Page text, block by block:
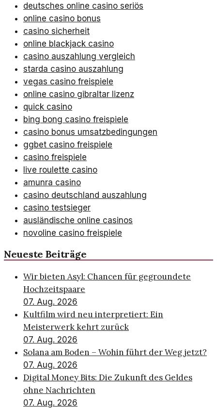
deutsches online casino seriös
online casino bonus
casino sicherheit
online blackjack casino
casino auszahlung vergleich
starda casino auszahlung
vegas casino freispiele
online casino gibraltar lizenz
quick casino
bing bong casino freispiele
casino bonus umsatzbedingungen
ggbet casino freispiele
casino freispiele
live roulette casino
amunra casino
casino deutschland auszahlung
casino testsieger
ausländische online casinos
novoline casino freispiele
Neueste Beiträge
Wir bieten Asyl: Chancen für gegroundete
Hochzeitspaare
07. Aug. 2026
Kultfilm wird neu interpretiert: Ein
Meisterwerk kehrt zurück
07. Aug. 2026
Solana am Boden – Wohin führt der Weg jetzt?
07. Aug. 2026
Digital Money Bits: Die Zukunft des Geldes
ohne Nachrichten
07. Aug. 2026